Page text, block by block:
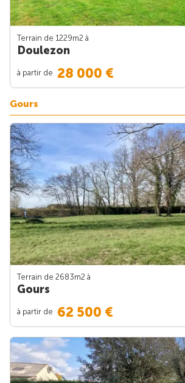
Terrain de 1229m2 à
Doulezon
à partir de 28 000 €
Gours
Terrain de 2683m2 à
Gours
à partir de 62 500 €